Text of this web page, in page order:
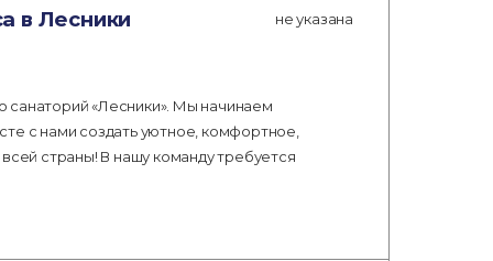
в Лесники не указана
«Лесники». Мы начинаем
с нами создать уютное, комфортное,
страны! В нашу команду требуется